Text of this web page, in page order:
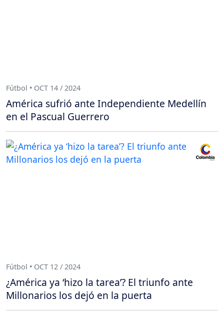
Fútbol • OCT 14 / 2024
América sufrió ante Independiente Medellín
en el Pascual Guerrero
Fútbol • OCT 12 / 2024
¿América ya ‘hizo la tarea’? El triunfo ante
Millonarios los dejó en la puerta